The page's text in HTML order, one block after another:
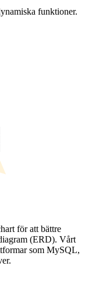
funktioner.
för att bättre
(ERD). Vårt
som MySQL,